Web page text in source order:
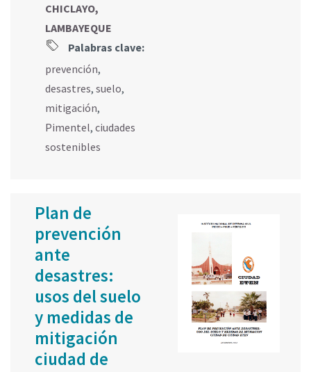
CHICLAYO,
LAMBAYEQUE
Palabras clave:
prevención,
desastres, suelo,
mitigación,
Pimentel, ciudades
sostenibles
Plan de
prevención
ante
desastres:
usos del suelo
y medidas de
mitigación
ciudad de